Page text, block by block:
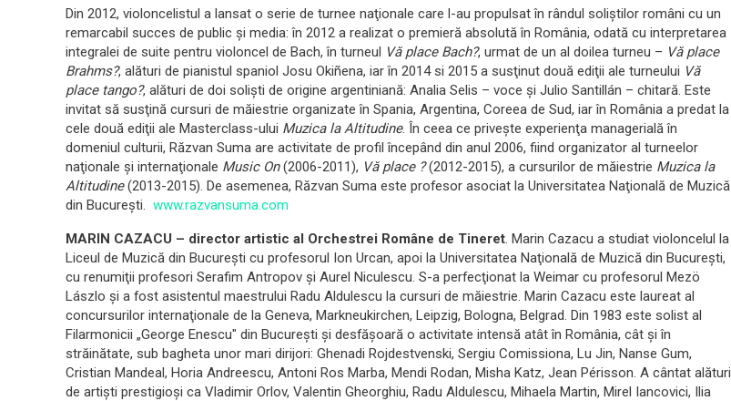
Din 2012, violoncelistul a lansat o serie de turnee naţionale care l-au propulsat în rândul soliştilor români cu un
remarcabil succes de public şi media: în 2012 a realizat o premieră absolută în România, odată cu interpretarea
integralei de suite pentru violoncel de Bach, în turneul Vă place Bach?, urmat de un al doilea turneu – Vă place
Brahms?, alături de pianistul spaniol Josu Okiñena, iar în 2014 si 2015 a susţinut două ediţii ale turneului Vă
place tango?, alături de doi solişti de origine argentiniană: Analia Selis – voce şi Julio Santillán – chitară. Este
invitat să susţină cursuri de măiestrie organizate în Spania, Argentina, Coreea de Sud, iar în România a predat la
cele două ediţii ale Masterclass-ului Muzica la Altitudine. În ceea ce privește experienţa managerială în
domeniul culturii, Răzvan Suma are activitate de profil începând din anul 2006, fiind organizator al turneelor
naţionale şi internaţionale Music On(2006-2011), Vă place ?(2012-2015), a cursurilor de măiestrie Muzica la
Altitudine(2013-2015). De asemenea, Răzvan Suma este profesor asociat la Universitatea Naţională de Muzică
din Bucureşti. www.razvansuma.com
MARIN CAZACU – director artistic al Orchestrei Române de Tineret . Marin Cazacu a studiat violoncelul la
Liceul de Muzică din Bucureşti cu profesorul Ion Urcan, apoi la Universitatea Naţională de Muzică din Bucureşti,
cu renumiţii profesori Serafim Antropov şi Aurel Niculescu. S-a perfecţionat la Weimar cu profesorul Mezö
Lászlo şi a fost asistentul maestrului Radu Aldulescu la cursuri de măiestrie. Marin Cazacu este laureat al
concursurilor internaţionale de la Geneva, Markneukirchen, Leipzig, Bologna, Belgrad. Din 1983 este solist al
Filarmonicii „George Enescu" din Bucureşti şi desfăşoară o activitate intensă atât în România, cât şi în
străinătate, sub bagheta unor mari dirijori: Ghenadi Rojdestvenski, Sergiu Comissiona, Lu Jin, Nanse Gum,
Cristian Mandeal, Horia Andreescu, Antoni Ros Marba, Mendi Rodan, Misha Katz, Jean Périsson. A cântat alături
de artişti prestigioşi ca Vladimir Orlov, Valentin Gheorghiu, Radu Aldulescu, Mihaela Martin, Mirel Iancovici, Ilia